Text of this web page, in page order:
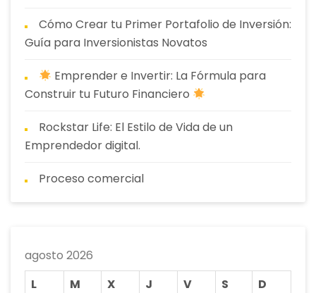
Cómo Crear tu Primer Portafolio de Inversión:
Guía para Inversionistas Novatos
Emprender e Invertir: La Fórmula para
Construir tu Futuro Financiero
Rockstar Life: El Estilo de Vida de un
Emprendedor digital.
Proceso comercial
agosto 2026
L
M X J V S
D